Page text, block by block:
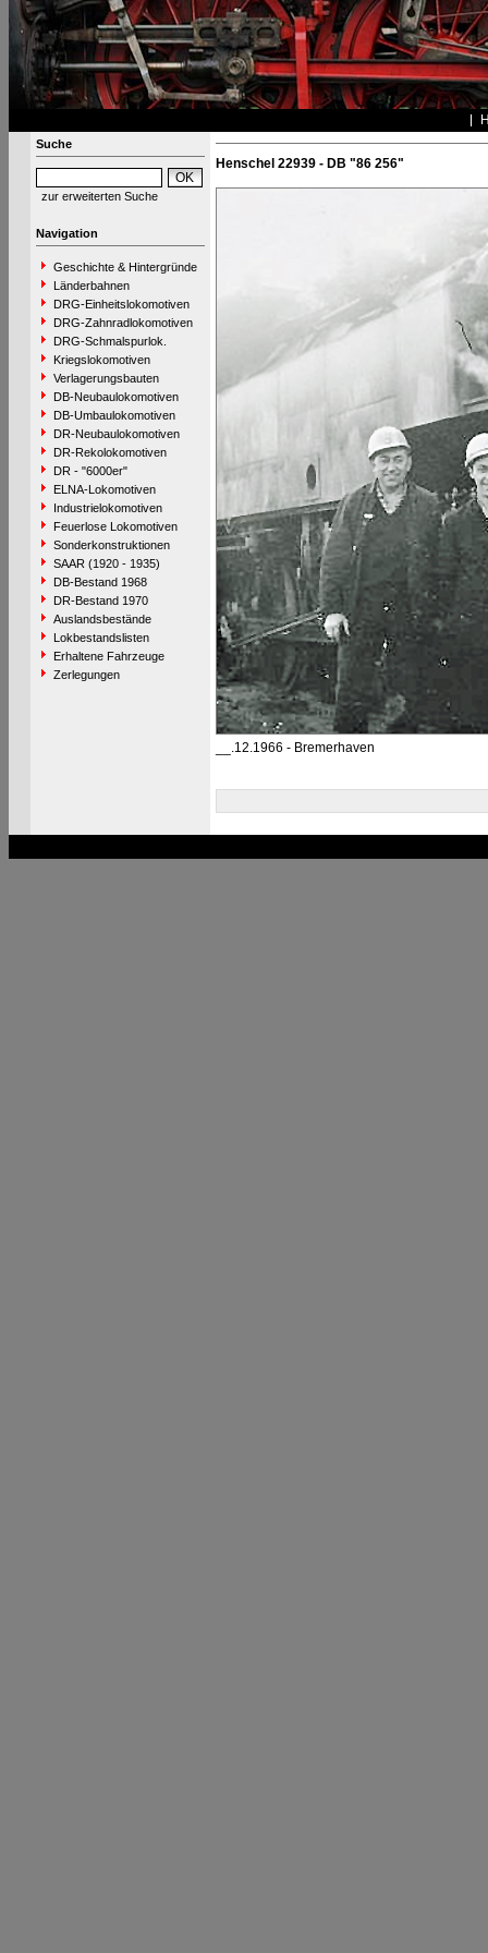
Suche
zur erweiterten Suche
Navigation
Geschichte & Hintergründe
Länderbahnen
DRG-Einheitslokomotiven
DRG-Zahnradlokomotiven
DRG-Schmalspurlok.
Kriegslokomotiven
Verlagerungsbauten
DB-Neubaulokomotiven
DB-Umbaulokomotiven
DR-Neubaulokomotiven
DR-Rekolokomotiven
DR - "6000er"
ELNA-Lokomotiven
Industrielokomotiven
Feuerlose Lokomotiven
Sonderkonstruktionen
SAAR (1920 - 1935)
DB-Bestand 1968
DR-Bestand 1970
Auslandsbestände
Lokbestandslisten
Erhaltene Fahrzeuge
Zerlegungen
Henschel 22939 - DB "86 256"
__.12.1966 - Bremerhaven